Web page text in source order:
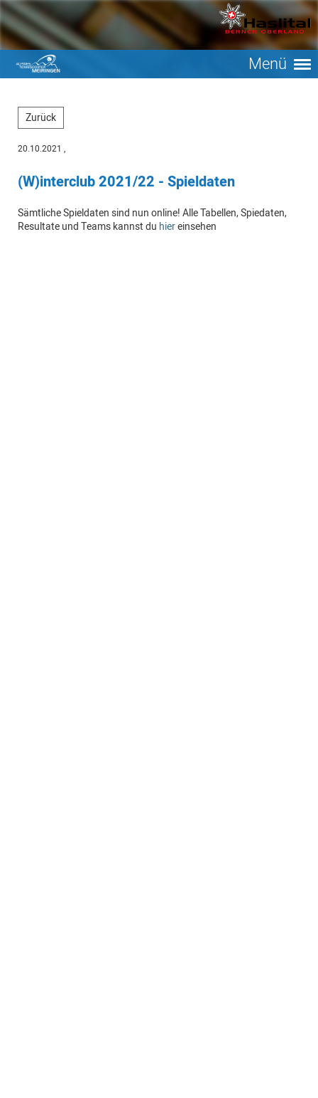
Menü
Zurück
20.10.2021 ,
(W)interclub 2021/22 - Spieldaten
Sämtliche Spieldaten sind nun online! Alle Tabellen, Spiedaten,
Resultate und Teams kannst du hiereinsehen